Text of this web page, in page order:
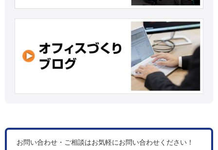
お問い合わせ・ご相談はお気軽にお問い合わせください！